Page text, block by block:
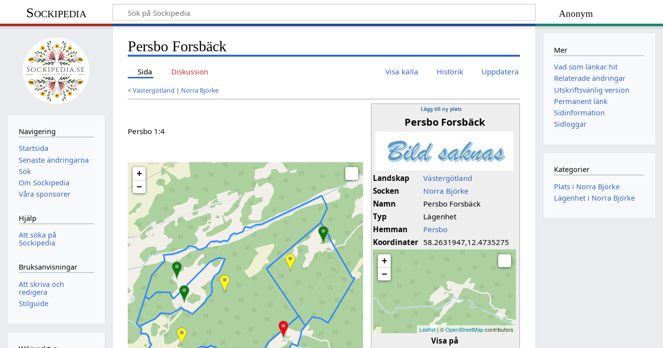
Anonym
Sockipedia
Persbo Forsbäck
Sida Diskussion Visa källa Historik Uppdatera
<Västergötland | Norra Björke
Lägg till ny plats
Persbo Forsbäck
Landskap
Västergötland
Socken
Norra Björke
Namn
Persbo Forsbäck
Typ
Lägenhet
Hemman
Persbo
Koordinater 58.2631947,12.4735275
+
−
Leaflet | ©OpenStreetMapcontributors
Visa på
Persbo 1:4
+
−
Navigering
Startsida
Senaste ändringarna
Sök
Om Sockipedia
Våra sponsorer
Hjälp
Att söka på
Sockipedia
Bruksanvisningar
Att skriva och
redigera
Stilguide
Mer
Vad som länkar hit
Relaterade ändringar
Utskriftsvänlig version
Permanent länk
Sidinformation
Sidloggar
Kategorier
Plats i Norra Björke
Lägenhet i Norra Björke